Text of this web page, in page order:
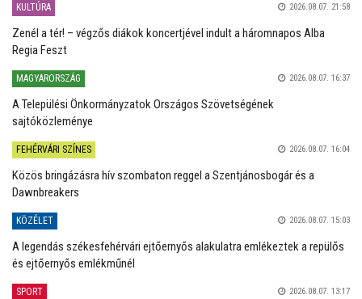
KULTÚRA 2026.08.07. 21:58
Zenél a tér! – végzős diákok koncertjével indult a háromnapos Alba
Regia Feszt
MAGYARORSZÁG 2026.08.07. 16:37
A Települési Önkormányzatok Országos Szövetségének
sajtóközleménye
FEHÉRVÁRI SZÍNES 2026.08.07. 16:04
Közös bringázásra hív szombaton reggel a Szentjánosbogár és a
Dawnbreakers
KÖZÉLET 2026.08.07. 15:03
A legendás székesfehérvári ejtőernyős alakulatra emlékeztek a repülős
és ejtőernyős emlékműnél
SPORT 2026.08.07. 13:17